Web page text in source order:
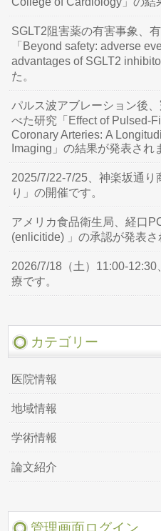
SGLT2阻害薬の有害事象、
「Beyond safety: adverse
advantages of SGLT2
た。
パルス波アブレーション後
べた研究「Effect of Pulsed-
Coronary Arteries: A
Imaging」の結果が発表され
2025/7/22-7/25、神楽坂通
り」の開催です。
アメリカ食品衛生局、経口
(enlicitide) 」の承認が発表さ
2026/7/18（土）11:00-
療です。
カテゴリー
医院情報
地域情報
学術情報
論文紹介
管理画面ログイン